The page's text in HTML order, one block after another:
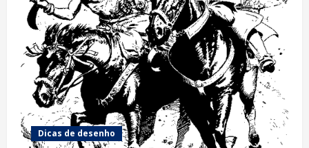
Dicas de desenho